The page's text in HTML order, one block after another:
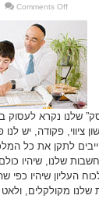
Comments Offon
ומצוות
שלנו נקרא לעסוק
ציווי, פקודה, יש
לתקן את כל
שלנו, שיהיו
העליון שיהיו כפי
שלנו מקולקלים,